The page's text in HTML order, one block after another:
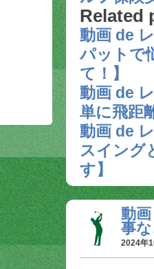
Related
動画 de
パットで
て！】
動画 de
単に飛距
動画 de
スイング
す】
動
事
2024年